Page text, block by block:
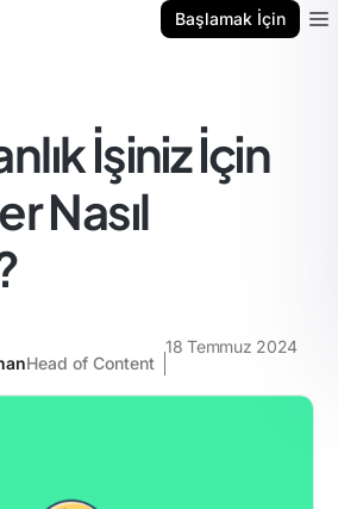
Başlamak İçin
İşiniz İçin
Nasıl
Head of Content
18 Temmuz 2024